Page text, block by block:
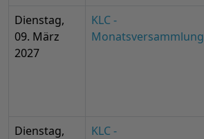
Dienstag,
09. März
2027
KLC -
Monatsversammlung
Dienstag,
KLC -